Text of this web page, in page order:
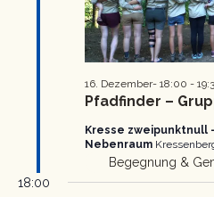
Pfadfinder –
16. Dezember- 18:00 -
Kresse zweipunktnull
Nebenraum
Begegnung &
18:00